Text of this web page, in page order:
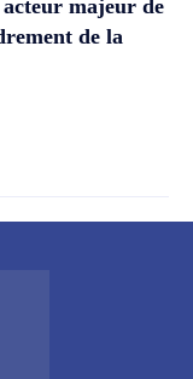
majeur de
de la